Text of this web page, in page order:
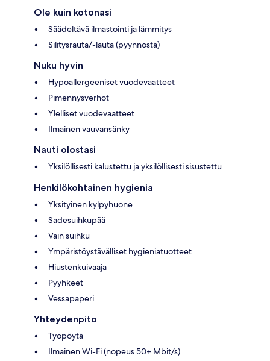
Ole kuin kotonasi
Säädeltävä ilmastointi ja lämmitys
Silitysrauta/-lauta (pyynnöstä)
Nuku hyvin
Hypoallergeeniset vuodevaatteet
Pimennysverhot
Ylelliset vuodevaatteet
Ilmainen vauvansänky
Nauti olostasi
Yksilöllisesti kalustettu ja yksilöllisesti sisustettu
Henkilökohtainen hygienia
Yksityinen kylpyhuone
Sadesuihkupää
Vain suihku
Ympäristöystävälliset hygieniatuotteet
Hiustenkuivaaja
Pyyhkeet
Vessapaperi
Yhteydenpito
Työpöytä
Ilmainen Wi-Fi (nopeus 50+ Mbit/s)